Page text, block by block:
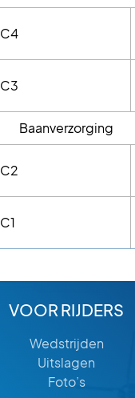
C4
C3
Baanverzorging
C2
C1
VOOR RIJDERS
Wedstrijden
Uitslagen
Foto’s